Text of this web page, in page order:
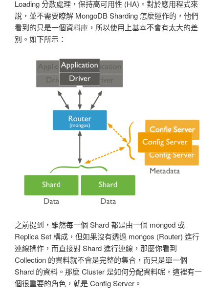
Loading 分散處理，保持高可用性 (HA)。對於應用程式來
說，並不需要瞭解 MongoDB Sharding 怎麼運作的，他們
看到的只是一個資料庫，所以使用上基本不會有太大的差
別。如下所示：
之前提到，雖然每一個 Shard 都是由一個 mongod 或
Replica Set 構成，但如果沒有透過 mongos (Router) 進行
連線操作，而直接對 Shard 進行連線，那麼你看到
Collection 的資料就不會是完整的集合，而只是單一個
Shard 的資料。那麼 Cluster 是如何分配資料呢，這裡有一
個很重要的角色，就是 Config Server。